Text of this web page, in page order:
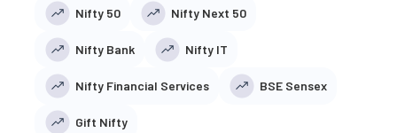
Nifty 50 Nifty Next 50
Nifty Bank Nifty IT
Nifty Financial Services BSE Sensex
Gift Nifty